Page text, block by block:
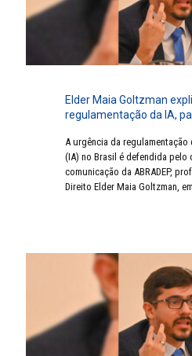
Elder Maia Goltzman
regulamentação da IA,
A urgência da regulamentação
(IA) no Brasil é defendida pelo
comunicação da ABRADEP,
Direito Elder Maia Goltzman,